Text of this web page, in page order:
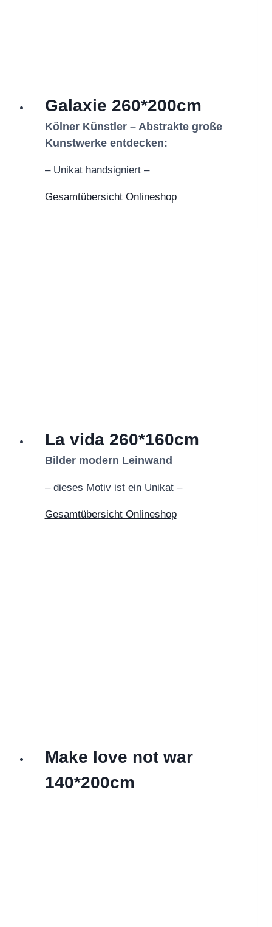
Galaxie 260*200cm
Kölner Künstler – Abstrakte große
Kunstwerke entdecken:
– Unikat handsigniert –
Gesamtübersicht Onlineshop
La vida 260*160cm
Bilder modern Leinwand
– dieses Motiv ist ein Unikat –
Gesamtübersicht Onlineshop
Make love not war
140*200cm